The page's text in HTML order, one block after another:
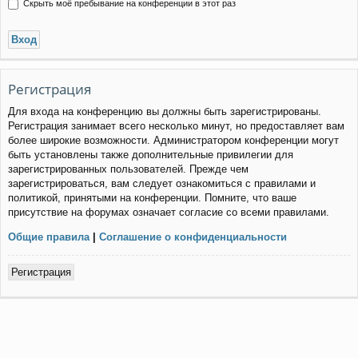
Скрыть моё пребывание на конференции в этот раз
Регистрация
Для входа на конференцию вы должны быть зарегистрированы.
Регистрация занимает всего несколько минут, но предоставляет вам
более широкие возможности. Администратором конференции могут
быть установлены также дополнительные привилегии для
зарегистрированных пользователей. Прежде чем
зарегистрироваться, вам следует ознакомиться с правилами и
политикой, принятыми на конференции. Помните, что ваше
присутствие на форумах означает согласие со всеми правилами.
Общие правила| Соглашение о конфиденциальности
Регистрация